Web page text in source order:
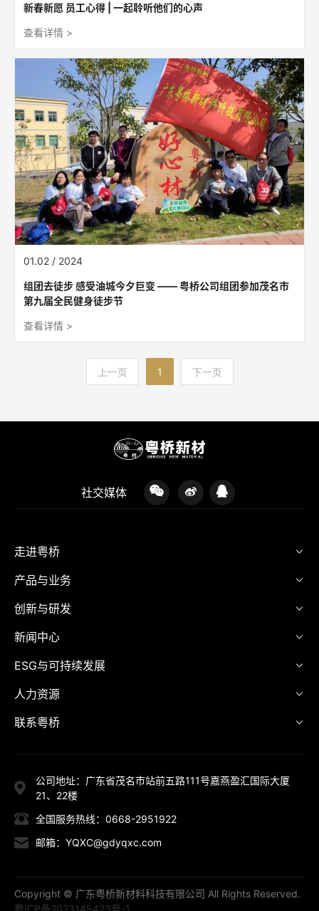
新春新愿 员工心得 | 一起聆听他们的心声
查看详情 >
01.02 / 2024
组团去徒步 感受油城今夕巨变 —— 粤桥公司组团参加茂名市
第九届全民健身徒步节
查看详情 >
上一页 1 下一页
社交媒体
走进粤桥
产品与业务
创新与研发
新闻中心
ESG与可持续发展
人力资源
联系粤桥
公司地址：广东省茂名市站前五路111号嘉燕盈汇国际大厦
21、22楼
全国服务热线：0668-2951922
邮箱：YQXC@gdyqxc.com
Copyright © 广东粤桥新材料科技有限公司 All Rights Reserved.
粤ICP备2023145423号-1